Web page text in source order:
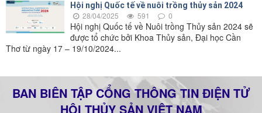
Hội nghị Quốc tế về nuôi trồng thủy sản 2024
28/04/2025 591 0
Hội nghị Quốc tế về Nuôi trồng Thủy sản 2024 sẽ
được tổ chức bởi Khoa Thủy sản, Đại học Cần
Thơ từ ngày 17 – 19/10/2024...
BAN BIÊN TẬP CỔNG THÔNG TIN ĐIỆN TỬ
HỘI THỦY SẢN VIỆT NAM